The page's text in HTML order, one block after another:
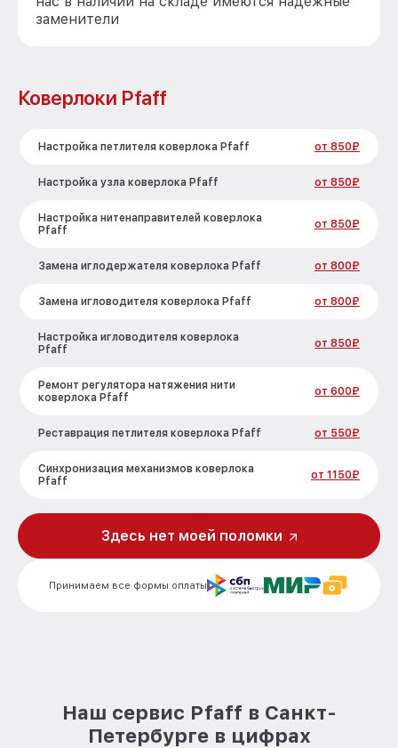
заменители
Коверлоки Pfaff
Настройка петлителя коверлока Pfaff от 850₽
Настройка узла коверлока Pfaff от 850₽
Настройка нитенаправителей коверлока
Pfaff
от 850₽
Замена иглодержателя коверлока Pfaff от 800₽
Замена игловодителя коверлока Pfaff от 800₽
Настройка игловодителя коверлока
Pfaff
от 850₽
Ремонт регулятора натяжения нити
коверлока Pfaff
от 600₽
Реставрация петлителя коверлока Pfaff от 550₽
Синхронизация механизмов коверлока
Pfaff
от 1150₽
Замена петлителя коверлока Pfaff от 800₽
Принимаем все формы оплаты
Здесь нет моей поломки
Наш сервис Pfaff в Санкт-
Петербурге в цифрах